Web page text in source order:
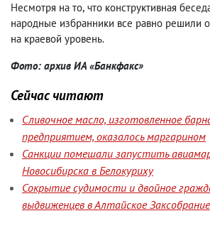
Несмотря на то, что конструктивная
народные избранники все равно решили
на краевой уровень.
Фото: архив ИА «Банкфакс»
Сейчас читают
Сливочное масло, изготовленное
предприятием, оказалось маргарином
Санкции помешали запустить
Новосибирска в Белокуриху
Сокрытие судимости и двойное
выдвиженцев в Алтайское Заксобрание